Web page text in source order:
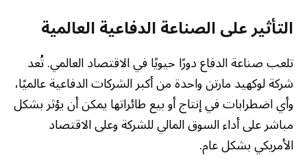
التأثير على الصناعة الدفاعية العالمية
تلعب صناعة الدفاع دورًا حيويًا في الاقتصاد العالمي. تُعد
شركة لوكهيد مارتن واحدة من أكبر الشركات الدفاعية عالميًا،
وأي اضطرابات في إنتاج أو بيع طائراتها يمكن أن يؤثر بشكل
مباشر على أداء السوق المالي للشركة وعلى الاقتصاد
الأمريكي بشكل عام.